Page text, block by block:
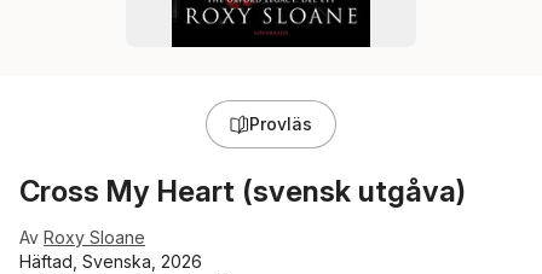
Provläs
Cross My Heart (svensk utgåva)
Av Roxy Sloane
Häftad, Svenska, 2026